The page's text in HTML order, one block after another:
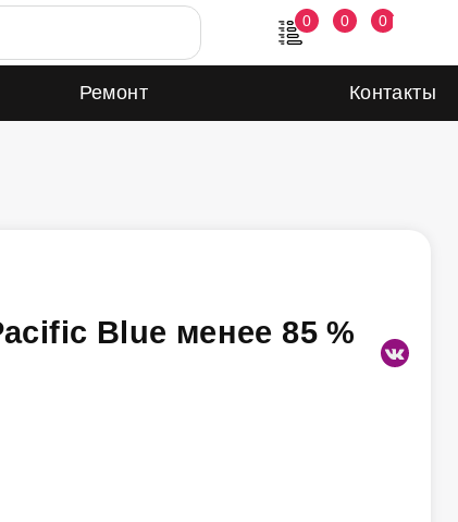
0 0 0
Ремонт Контакты
Blue менее 85 %